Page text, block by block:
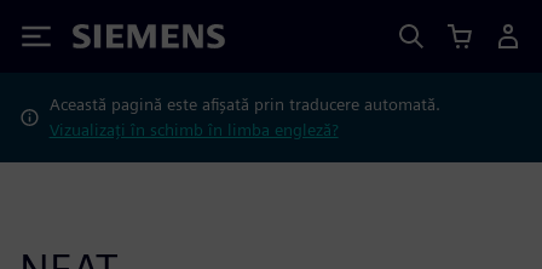
Siemens
Această pagină este afișată prin traducere automată.
Vizualizați în schimb în limba engleză?